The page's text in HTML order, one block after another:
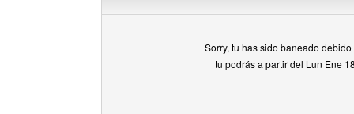
Sorry, tu has sido baneado
tu podrás a partir del Lun Ene